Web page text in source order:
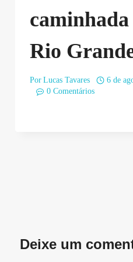
Rio
Por Lucas Tavares
6 de
0 Comentários
Deixe um